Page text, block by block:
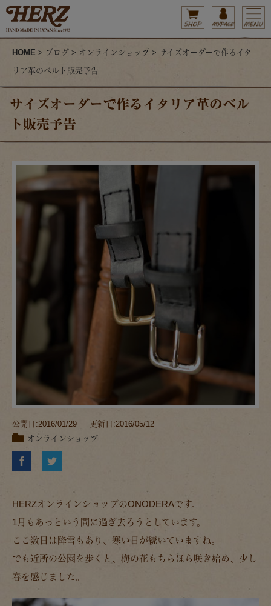
HOME > ブログ > オンラインショップ > サイズオーダーで作るイタ
リア革のベルト販売予告
サイズオーダーで作るイタリア革のベル
ト販売予告
公開日:2016/01/29 ｜ 更新日:2016/05/12
オンラインショップ
HERZオンラインショップのONODERAです。
1月もあっという間に過ぎ去ろうとしています。
ここ数日は降雪もあり、寒い日が続いていますね。
でも近所の公園を歩くと、梅の花もちらほら咲き始め、少し
春を感じました。